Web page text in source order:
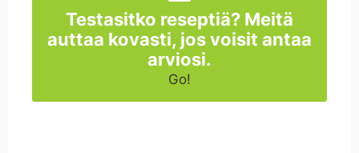
Testasitko reseptiä? Meitä
auttaa kovasti, jos voisit antaa
arviosi.
Go!